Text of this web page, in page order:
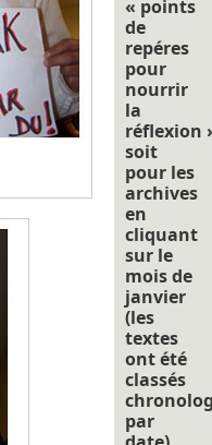
« points
de
repéres
pour
nourrir
la
réflexion
soit
pour les
archives
en
cliquant
sur le
mois de
janvier
(les
textes
ont été
classés
par